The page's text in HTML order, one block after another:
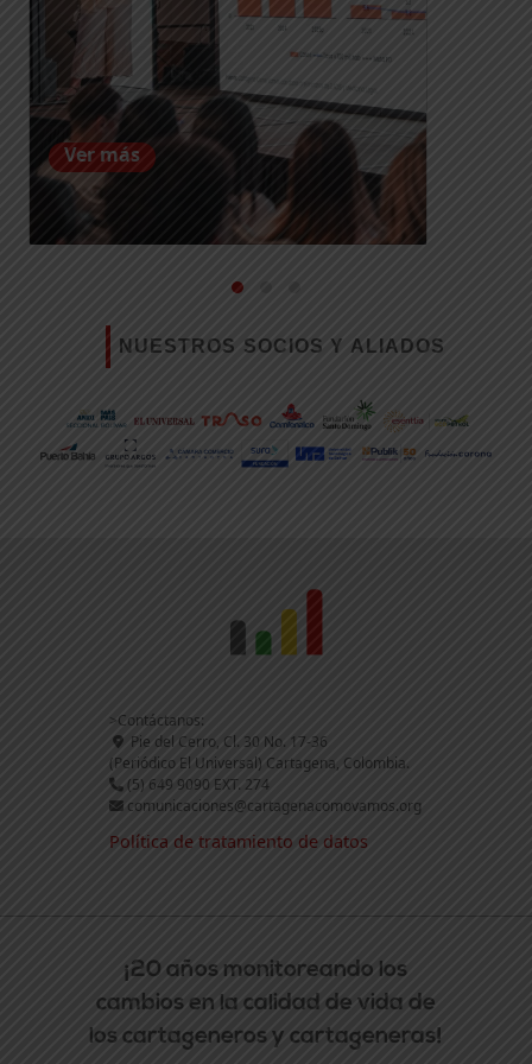
Ver más
NUESTROS SOCIOS Y ALIADOS
>Contáctanos:
Pie del Cerro, Cl. 30 No. 17-36
(Periódico El Universal) Cartagena, Colombia.
(5) 649 9090 EXT. 274
comunicaciones@cartagenacomovamos.org
Política de tratamiento de datos
¡20 años monitoreando los
cambios en la calidad de vida de
los cartageneros y cartageneras!